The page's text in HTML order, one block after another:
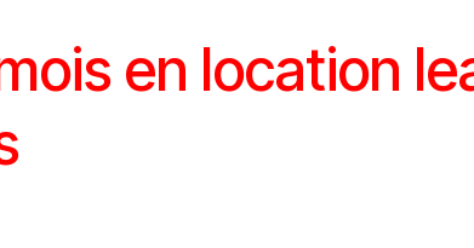
en location